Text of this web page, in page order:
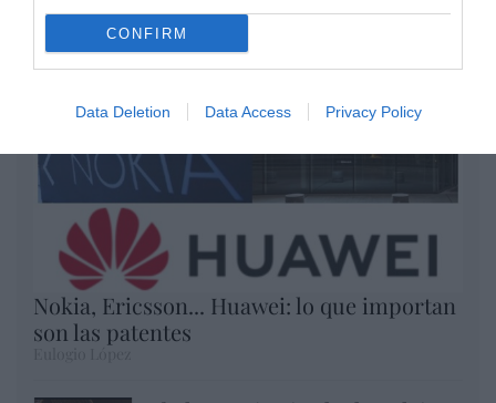
CONFIRM
Data Deletion Data Access Privacy Policy
Nokia, Ericsson... Huawei: lo que importan
son las patentes